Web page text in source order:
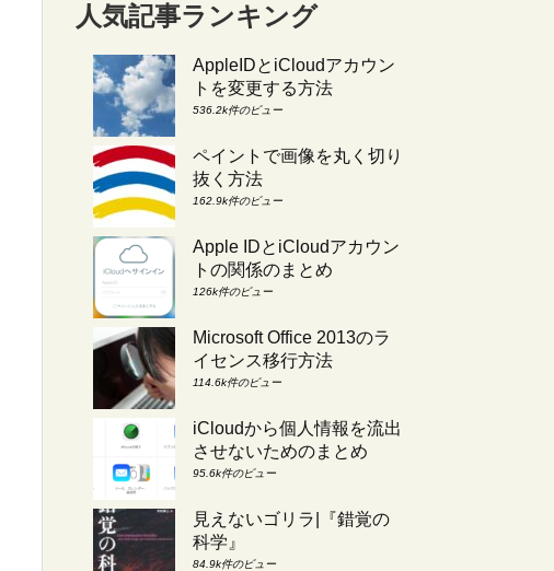
人気記事ランキング
AppleIDとiCloudアカウン
トを変更する方法
536.2k件のビュー
ペイントで画像を丸く切り
抜く方法
162.9k件のビュー
Apple IDとiCloudアカウン
トの関係のまとめ
126k件のビュー
Microsoft Office 2013のラ
イセンス移行方法
114.6k件のビュー
iCloudから個人情報を流出
させないためのまとめ
95.6k件のビュー
見えないゴリラ|『錯覚の
科学』
84.9k件のビュー